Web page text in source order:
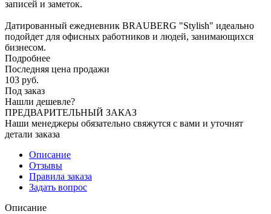
записей и заметок.
Датированный ежедневник BRAUBERG "Stylish" идеально
подойдет для офисных работников и людей, занимающихся
бизнесом.
Подробнее
Последняя цена продажи
103 руб.
Под заказ
Нашли дешевле?
ПРЕДВАРИТЕЛЬНЫЙ ЗАКАЗ
Наши менеджеры обязательно свяжутся с вами и уточнят
детали заказа
Описание
Отзывы
Правила заказа
Задать вопрос
Описание